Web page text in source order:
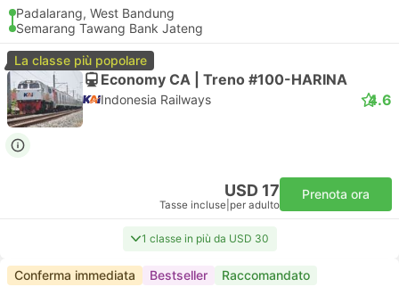
Padalarang, West Bandung
Semarang Tawang Bank Jateng
La classe più popolare
Economy CA | Treno #100-HARINA
Indonesia Railways 4.6
USD 17
Tasse incluse per adulto
Prenota ora
1 classe in più da USD 30
Conferma immediata Bestseller Raccomandato